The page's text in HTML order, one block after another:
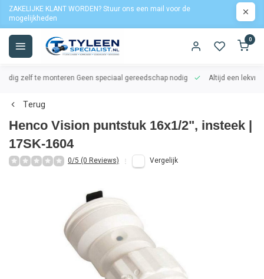
ZAKELIJKE KLANT WORDEN? Stuur ons een mail voor de
mogelijkheden
0
zelf te monteren Geen speciaal gereedschap nodig Altijd een
Terug
Henco Vision puntstuk 16x1/2", insteek |
17SK-1604
0/5 (0 Reviews) Vergelijk